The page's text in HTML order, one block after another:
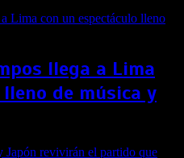
llega a Lima
de música y